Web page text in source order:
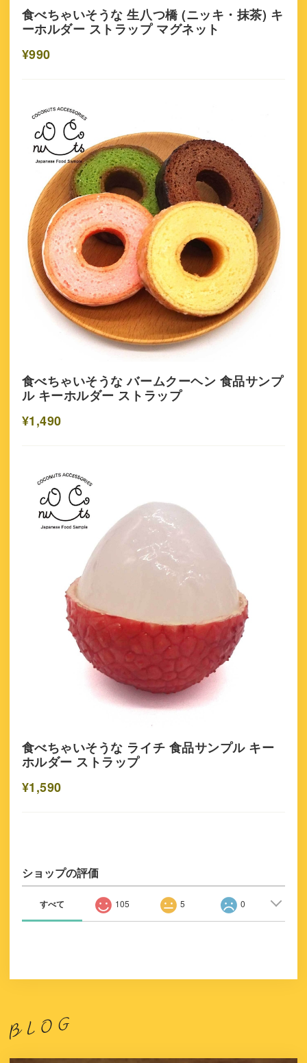
食べちゃいそうな 生八つ橋 (ニッキ・抹茶) キ
ーホルダー ストラップ マグネット
¥990
食べちゃいそうな バームクーヘン 食品サンプ
ル キーホルダー ストラップ
¥1,490
食べちゃいそうな ライチ 食品サンプル キー
ホルダー ストラップ
¥1,590
ショップの評価
すべて 105 5 0